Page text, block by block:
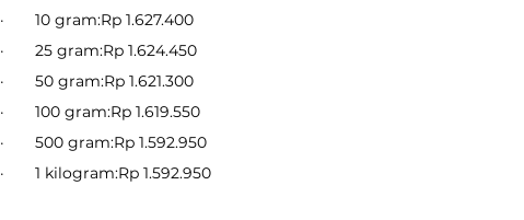
·       10 gram:Rp 1.627.400
·       25 gram:Rp 1.624.450
·       50 gram:Rp 1.621.300
·       100 gram:Rp 1.619.550
·       500 gram:Rp 1.592.950
·       1 kilogram:Rp 1.592.950